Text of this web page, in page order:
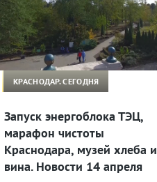
КРАСНОДАР. СЕГОДНЯ
Запуск энергоблока ТЭЦ,
марафон чистоты
Краснодара, музей хлеба и
вина. Новости 14 апреля